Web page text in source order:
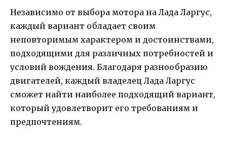
Независимо от выбора мотора на Лада Ларгус,
каждый вариант обладает своим
неповторимым характером и достоинствами,
подходящими для различных потребностей и
условий вождения. Благодаря разнообразию
двигателей, каждый владелец Лада Ларгус
сможет найти наиболее подходящий вариант,
который удовлетворит его требованиям и
предпочтениям.